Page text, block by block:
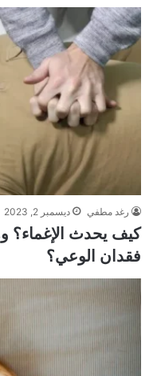
رغد مطفي ديسمبر 2, 2023
كيف يحدث
فقدان الوعي؟